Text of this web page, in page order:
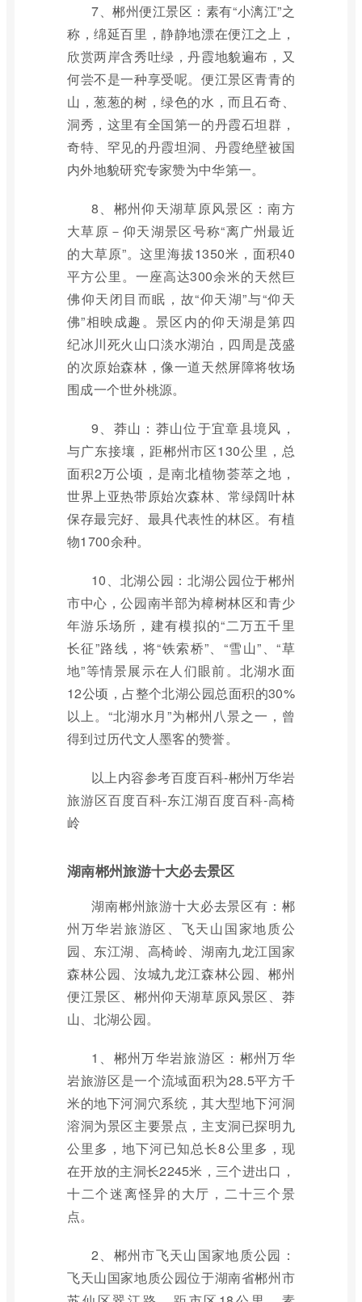
7、郴州便江景区：素有“小漓江”之
称，绵延百里，静静地漂在便江之上，
欣赏两岸含秀吐绿，丹霞地貌遍布，又
何尝不是一种享受呢。便江景区青青的
山，葱葱的树，绿色的水，而且石奇、
洞秀，这里有全国第一的丹霞石坦群，
奇特、罕见的丹霞坦洞、丹霞绝壁被国
内外地貌研究专家赞为中华第一。
8、郴州仰天湖草原风景区：南方
大草原－仰天湖景区号称“离广州最近
的大草原”。这里海拔1350米，面积40
平方公里。一座高达300余米的天然巨
佛仰天闭目而眠，故“仰天湖”与“仰天
佛”相映成趣。景区内的仰天湖是第四
纪冰川死火山口淡水湖泊，四周是茂盛
的次原始森林，像一道天然屏障将牧场
围成一个世外桃源。
9、莽山：莽山位于宜章县境风，
与广东接壤，距郴州市区130公里，总
面积2万公顷，是南北植物荟萃之地，
世界上亚热带原始次森林、常绿阔叶林
保存最完好、最具代表性的林区。有植
物1700余种。
10、北湖公园：北湖公园位于郴州
市中心，公园南半部为樟树林区和青少
年游乐场所，建有模拟的“二万五千里
长征”路线，将“铁索桥”、“雪山”、“草
地”等情景展示在人们眼前。北湖水面
12公顷，占整个北湖公园总面积的30%
以上。“北湖水月”为郴州八景之一，曾
得到过历代文人墨客的赞誉。
以上内容参考百度百科-郴州万华岩
旅游区百度百科-东江湖百度百科-高椅
岭
湖南郴州旅游十大必去景区
湖南郴州旅游十大必去景区有：郴
州万华岩旅游区、飞天山国家地质公
园、东江湖、高椅岭、湖南九龙江国家
森林公园、汝城九龙江森林公园、郴州
便江景区、郴州仰天湖草原风景区、莽
山、北湖公园。
1、郴州万华岩旅游区：郴州万华
岩旅游区是一个流域面积为28.5平方千
米的地下河洞穴系统，其大型地下河洞
溶洞为景区主要景点，主支洞已探明九
公里多，地下河已知总长8公里多，现
在开放的主洞长2245米，三个进出口，
十二个迷离怪异的大厅，二十三个景
点。
2、郴州市飞天山国家地质公园：
飞天山国家地质公园位于湖南省郴州市